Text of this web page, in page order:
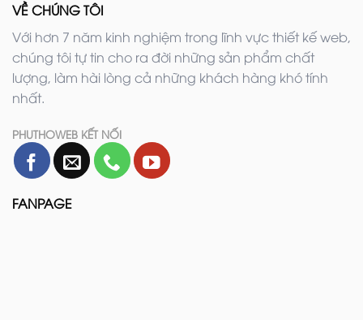
VỀ CHÚNG TÔI
Với hơn 7 năm kinh nghiệm trong lĩnh vực thiết kế web,
chúng tôi tự tin cho ra đời những sản phẩm chất
lượng, làm hài lòng cả những khách hàng khó tính
nhất.
PHUTHOWEB KẾT NỐI
FANPAGE